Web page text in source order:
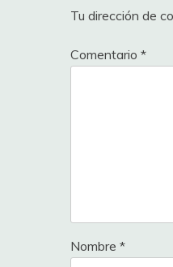
Tu dirección de
Comentario *
Nombre *